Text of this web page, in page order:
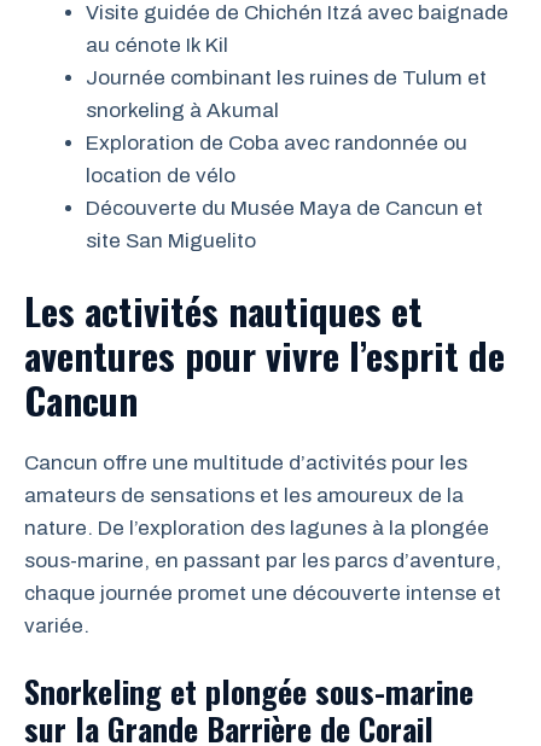
Visite guidée de Chichén Itzá avec baignade
au cénote Ik Kil
Journée combinant les ruines de Tulum et
snorkeling à Akumal
Exploration de Coba avec randonnée ou
location de vélo
Découverte du Musée Maya de Cancun et
site San Miguelito
Les activités nautiques et
aventures pour vivre l’esprit de
Cancun
Cancun offre une multitude d’activités pour les
amateurs de sensations et les amoureux de la
nature. De l’exploration des lagunes à la plongée
sous-marine, en passant par les parcs d’aventure,
chaque journée promet une découverte intense et
variée.
Snorkeling et plongée sous-marine
sur la Grande Barrière de Corail